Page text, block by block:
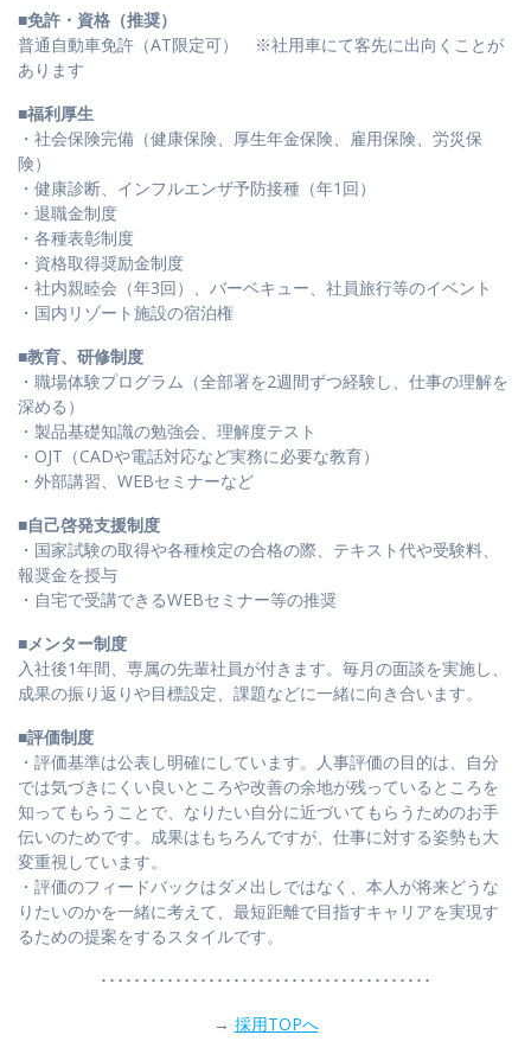
■免許・資格（推奨）
普通自動車免許（AT限定可） ※社用車にて客先に出向くことが
あります
■福利厚生
・社会保険完備（健康保険、厚生年金保険、雇用保険、労災保
険）
・健康診断、インフルエンザ予防接種（年1回）
・退職金制度
・各種表彰制度
・資格取得奨励金制度
・社内親睦会（年3回）、バーベキュー、社員旅行等のイベント
・国内リゾート施設の宿泊権
■教育、研修制度
・職場体験プログラム（全部署を2週間ずつ経験し、仕事の理解を
深める）
・製品基礎知識の勉強会、理解度テスト
・OJT（CADや電話対応など実務に必要な教育）
・外部講習、WEBセミナーなど
■自己啓発支援制度
・国家試験の取得や各種検定の合格の際、テキスト代や受験料、
報奨金を授与
・自宅で受講できるWEBセミナー等の推奨
■メンター制度
入社後1年間、専属の先輩社員が付きます。毎月の面談を実施し、
成果の振り返りや目標設定、課題などに一緒に向き合います。
■評価制度
・評価基準は公表し明確にしています。人事評価の目的は、自分
では気づきにくい良いところや改善の余地が残っているところを
知ってもらうことで、なりたい自分に近づいてもらうためのお手
伝いのためです。成果はもちろんですが、仕事に対する姿勢も大
変重視しています。
・評価のフィードバックはダメ出しではなく、本人が将来どうな
りたいのかを一緒に考えて、最短距離で目指すキャリアを実現す
るための提案をするスタイルです。
････････････････････････････････････････
→ 採用TOPへ